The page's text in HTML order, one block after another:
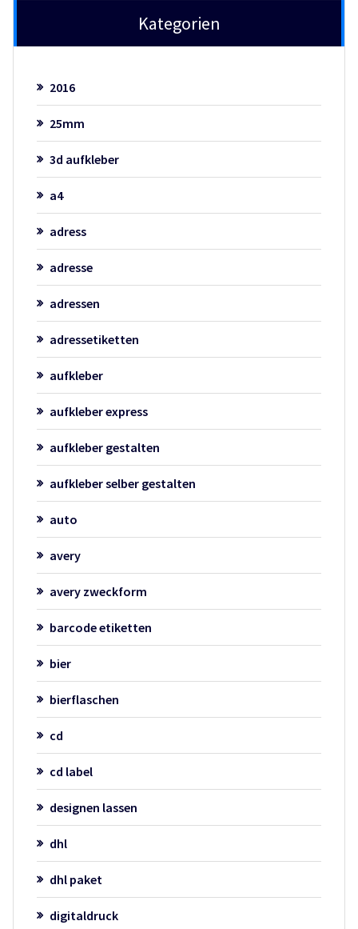
Kategorien
2016
25mm
3d aufkleber
a4
adress
adresse
adressen
adressetiketten
aufkleber
aufkleber express
aufkleber gestalten
aufkleber selber gestalten
auto
avery
avery zweckform
barcode etiketten
bier
bierflaschen
cd
cd label
designen lassen
dhl
dhl paket
digitaldruck